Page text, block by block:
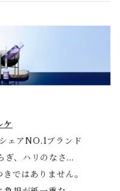
ケ
ェアNO.1ブランド
ぎ、ハリのなさ…
ではありません。